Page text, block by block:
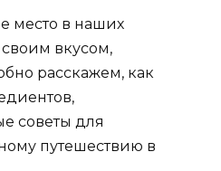
место в наших
вкусом,
расскажем, как
советы для
путешествию в